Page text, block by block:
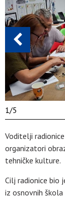
1/5
Voditelji
organizatori
tehničke kulture.
Cilj radionice bio
iz osnovnih